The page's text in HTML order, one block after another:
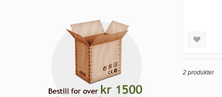
2 produkter